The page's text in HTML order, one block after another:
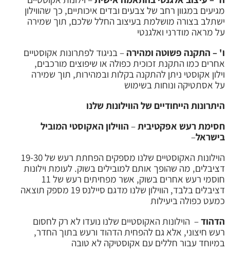
מגיעים במגוון רחב של צבעים ובדים איכותיים, כך שהווילון
ישתלב בצורה מושלמת בעיצוב החלל שלכם, תוך שמירה
על מראה מודרני ואלגנטי
ו' – התקנה פשוטה ומהירה – בניגוד לפתרונות אקוסטיים
אחרים כמו התקנת זכוכית כפולה או שיפוצים מורכבים,
וילון אקוסטי ניתן להתקנה בקלות ובמהירות, תוך שמירה
על אסתטיקה ונוחות בשימוש
היתרונות הייחודיים של הווילונות שלנו
חסימת רעש אפקטיבית– הווילון האקוסטי המוביל
בישראל–
הוילונות האקוסטיים שלנו מספקים הפחתת רעש של 19-30
דציבלים, מה שהופך אותם למובילים בשוק. לעומת וילונות
חוסמי רעש אחרים בשוק, אשר מפחיתים רעש של 11
דציבלים בלבד, הווילון שלנו מדגם סיילנס 19 מספק תוצאה
כמעט כפולה ביעילות
הדהוד– הוילונות האקוסטיים שלנו נועדו לא רק לחסום
רעש חיצוני, אלא גם להפחית הדהוד ורעש בתוך החדר,
במיוחד עבור חללים עם אקוסטיקה לא טובה